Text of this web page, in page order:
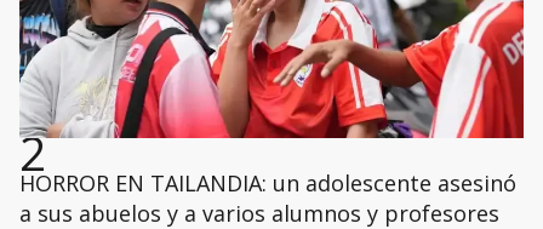
2
HORROR EN TAILANDIA: un adolescente asesinó
a sus abuelos y a varios alumnos y profesores